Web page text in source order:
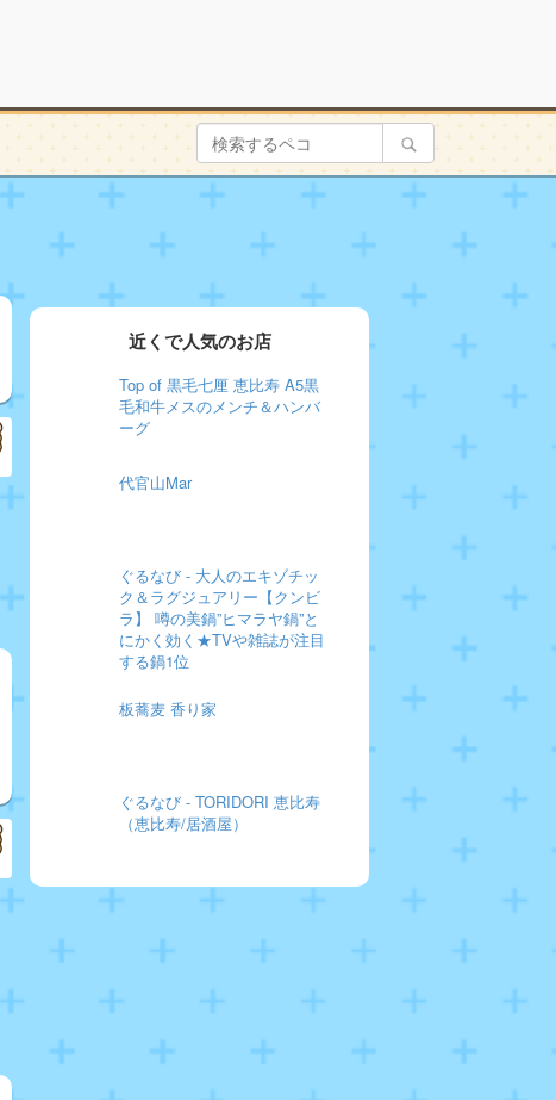
近くで人気のお店
Top of 黒毛七厘 恵比寿 A5黒
毛和牛メスのメンチ＆ハンバ
ーグ
代官山Mar
ぐるなび - 大人のエキゾチッ
ク＆ラグジュアリー【クンビ
ラ】 噂の美鍋”ヒマラヤ鍋”と
にかく効く★TVや雑誌が注目
する鍋1位
板蕎麦 香り家
ぐるなび - TORIDORI 恵比寿
（恵比寿/居酒屋）